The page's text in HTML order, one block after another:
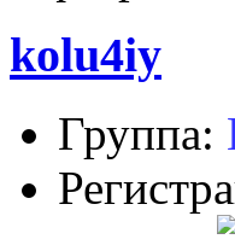
kolu4iy
Группа: